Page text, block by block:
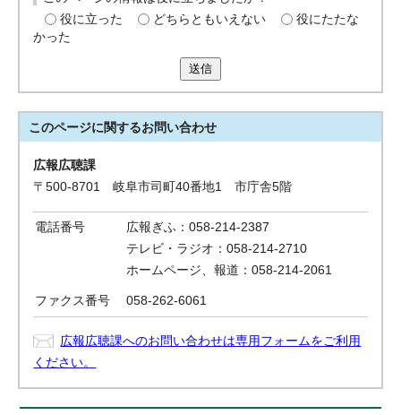
役に立った
どちらともいえない
役にたたな
かった
送信
このページに関するお問い合わせ
広報広聴課
〒500-8701 岐阜市司町40番地1 市庁舎5階
電話番号
広報ぎふ：058-214-2387
テレビ・ラジオ：058-214-2710
ホームページ、報道：058-214-2061
ファクス番号 058-262-6061
広報広聴課へのお問い合わせは専用フォームをご利用
ください。